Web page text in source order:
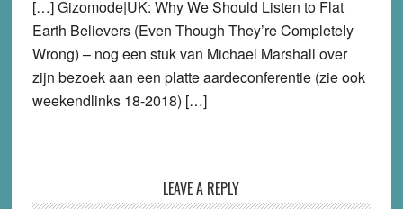
[…] Gizomode|UK: Why We Should Listen to Flat
Earth Believers (Even Though They’re Completely
Wrong) – nog een stuk van Michael Marshall over
zijn bezoek aan een platte aardeconferentie (zie ook
weekendlinks 18-2018) […]
LEAVE A REPLY